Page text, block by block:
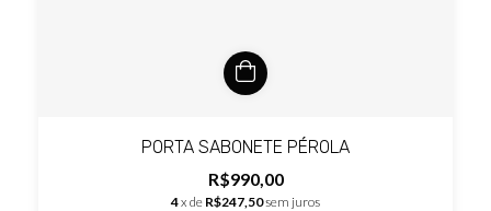
PORTA SABONETE PÉROLA
R$990,00
4x de R$247,50sem juros